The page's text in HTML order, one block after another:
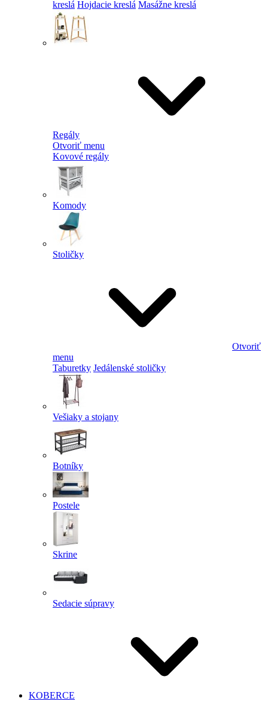
kreslá Hojdacie kreslá Masážne kreslá
Regály
Otvoriť menu
Kovové regály
Komody
Stoličky
Otvoriť
menu
Taburetky Jedálenské stoličky
Vešiaky a stojany
Botníky
Postele
Skrine
Sedacie súpravy
KOBERCE